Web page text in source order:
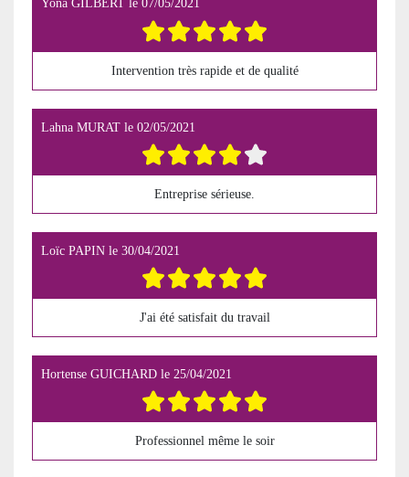
Yona GILBERT le 07/05/2021
Intervention très rapide et de qualité
Lahna MURAT le 02/05/2021
Entreprise sérieuse.
Loïc PAPIN le 30/04/2021
J'ai été satisfait du travail
Hortense GUICHARD le 25/04/2021
Professionnel même le soir